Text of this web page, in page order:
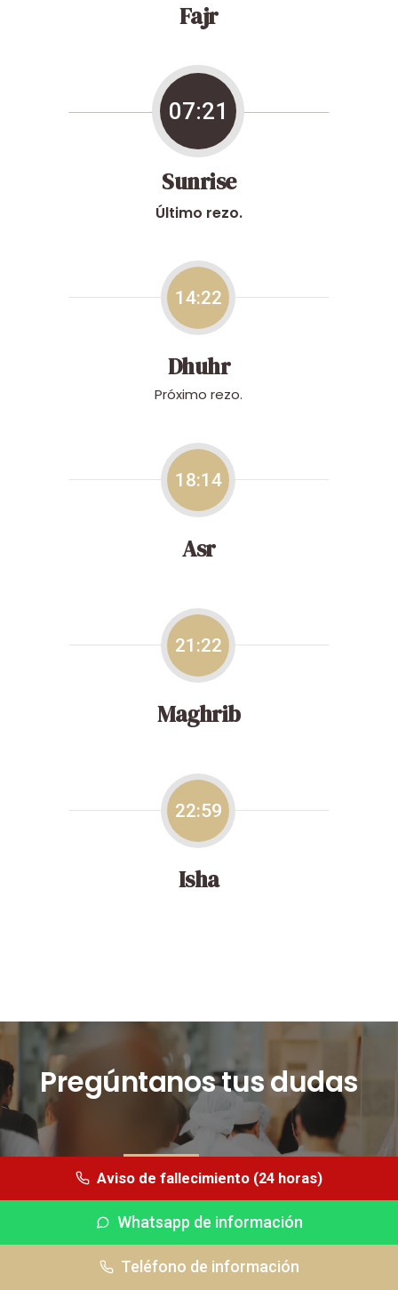
Aviso de fallecimiento (24 horas)
Whatsapp de información
Teléfono de información
Fajr
07:21
Sunrise
Último rezo.
14:22
Dhuhr
Próximo rezo.
18:14
Asr
21:22
Maghrib
22:59
Isha
Pregúntanos tus dudas
CONTÁCTANOS
Whatsapp (24 horas)
Tfno información
Tfno urgencias